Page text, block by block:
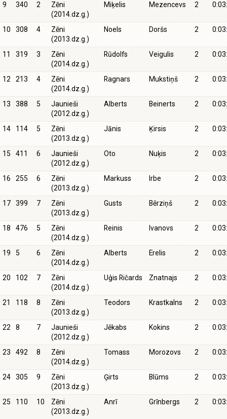
9 340 2
Zēni
(2014.dz.g.)
Miķelis Mezencevs 2
10 308 4
Zēni
(2013.dz.g.)
Noels Doršs 2
11 319 3
Zēni
(2014.dz.g.)
Rūdolfs Veigulis 2
12 213 4
Zēni
(2014.dz.g.)
Ragnars Mukstiņš 2
13 388 5
Jaunieši
(2012.dz.g.)
Alberts Beinerts 2
14 114 5
Zēni
(2013.dz.g.)
Jānis Ķirsis 2
15 411 6
Jaunieši
(2012.dz.g.)
Oto Nuķis 2
16 255 6
Zēni
(2013.dz.g.)
Markuss Irbe 2
17 399 7
Zēni
(2013.dz.g.)
Gusts Bērziņš 2
18 476 5
Zēni
(2014.dz.g.)
Reinis Ivanovs 2
19 5 6
Zēni
(2014.dz.g.)
Alberts Erelis 2
20 102 7
Zēni
(2014.dz.g.)
Uģis Ričards Znatnajs 2
21 118 8
Zēni
(2013.dz.g.)
Teodors Krastkalns 2
22 8 7
Jaunieši
(2012.dz.g.)
Jēkabs Kokins 2
23 492 8
Zēni
(2014.dz.g.)
Tomass Morozovs 2
24 305 9
Zēni
(2013.dz.g.)
Ģirts Blūms 2
25 110 10
Zēni
(2013.dz.g.)
Anrī Grīnbergs 2